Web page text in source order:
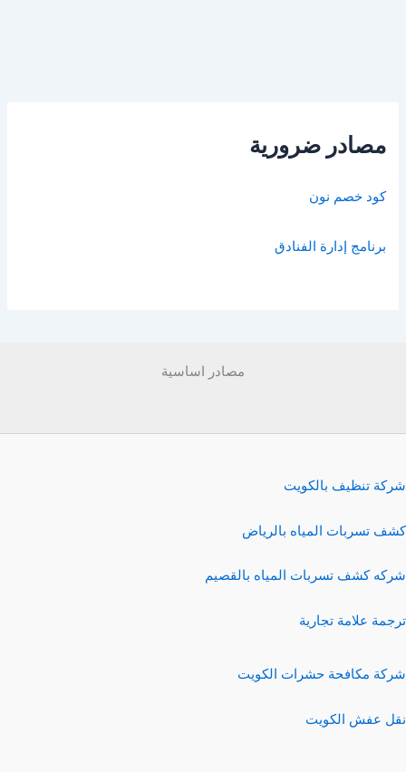
مصادر ضرورية
كود خصم نون
برنامج إدارة الفنادق
مصادر اساسية
شركة تنظيف بالكويت
كشف تسربات المياه بالرياض
شركه كشف تسربات المياه بالقصيم
ترجمة علامة تجارية
شركة مكافحة حشرات الكويت
نقل عفش الكويت